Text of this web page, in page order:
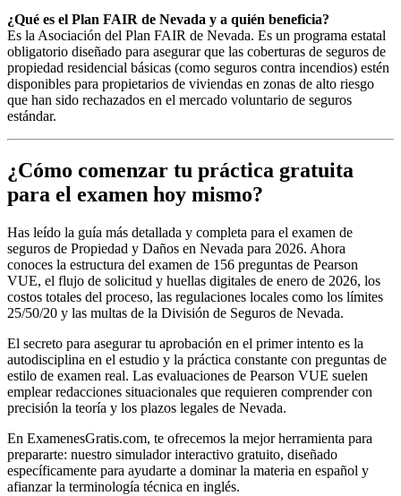
¿Qué es el Plan FAIR de Nevada y a quién beneficia?
Es la Asociación del Plan FAIR de Nevada. Es un programa estatal
obligatorio diseñado para asegurar que las coberturas de seguros de
propiedad residencial básicas (como seguros contra incendios) estén
disponibles para propietarios de viviendas en zonas de alto riesgo
que han sido rechazados en el mercado voluntario de seguros
estándar.
¿Cómo comenzar tu práctica gratuita
para el examen hoy mismo?
Has leído la guía más detallada y completa para el examen de
seguros de Propiedad y Daños en Nevada para 2026. Ahora
conoces la estructura del examen de 156 preguntas de Pearson
VUE, el flujo de solicitud y huellas digitales de enero de 2026, los
costos totales del proceso, las regulaciones locales como los límites
25/50/20 y las multas de la División de Seguros de Nevada.
El secreto para asegurar tu aprobación en el primer intento es la
autodisciplina en el estudio y la práctica constante con preguntas de
estilo de examen real. Las evaluaciones de Pearson VUE suelen
emplear redacciones situacionales que requieren comprender con
precisión la teoría y los plazos legales de Nevada.
En ExamenesGratis.com, te ofrecemos la mejor herramienta para
prepararte: nuestro simulador interactivo gratuito, diseñado
específicamente para ayudarte a dominar la materia en español y
afianzar la terminología técnica en inglés.